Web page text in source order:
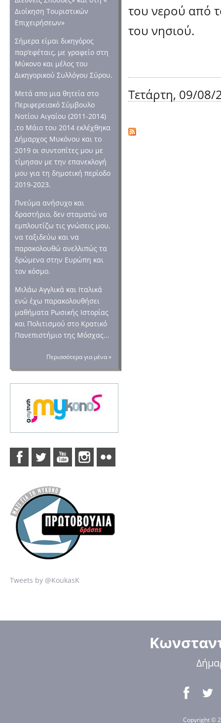
Διοίκηση Τουριστικών
Επιχειρήσεων»
Σήμερα είμαι δικηγόρος
παρ’εφέταις, με γραφείο στη
Μύκονο και μέλος του
Δικηγορικού Συλλόγου Σύρου.
Μετά απο μια θητεία στο
Περιφερειακό Σύμβουλο
Νοτίου Αιγαίου (2011-2014)
,το Μάιο του 2014 εκλέχθηκα
Δήμαρχος Μυκόνου και το
2019 οι συντοπίτες μου με
τίμησαν με την επανεκλογή
μου για τη δημοτική περίοδο
2019-2023.
Πνεύμα ανήσυχο και
δραστήριο, δεν σταματώ να
εμπλουτίζω τις γνώσεις μου,
να ταξιδεύω και να
παρακολουθώ ανελλιπώς τα
δρώμενα στην Ευρώπη και
τον κόσμο.
Μιλάω Αγγλικά και Ιταλικά
ενώ έχω παρακολουθήσει
μαθήματα Ρωσικής Ιστορίας
και Πολιτισμού στο Κρατικό
Πανεπιστήμιο της Μόσχας...
Περισσότερα για μένα »
Tweets by @KoukasK
του νερού από
του νησιού.
Τετάρτη, 09/08/
Copyright ©